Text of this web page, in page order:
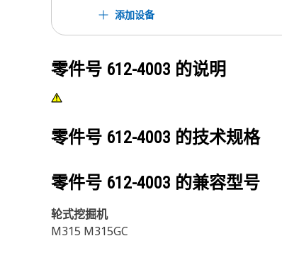
添加设备
零件号 612-4003 的说明
零件号 612-4003 的技术规格
零件号 612-4003 的兼容型号
轮式挖掘机
M315 M315GC